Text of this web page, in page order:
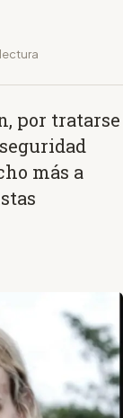
por tratarse
más a